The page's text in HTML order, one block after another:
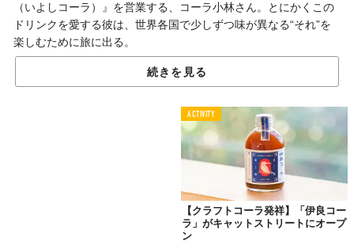
（いよしコーラ）』を営業する、コーラ小林さん。とにかくこの
ドリンクを愛する彼は、世界各国で少しずつ味が異なる“それ”を
楽しむために旅に出る。
「ある日、コーラのレシピを偶然見つけました。それに基づいて
『コーラを作りたいな』と思ったんです」
多くのメディアや雑誌に取り上げられるまでに成長した『伊良コ
コーラを手作り。突拍子もない行動にも思えるが、これには小林
「祖父は和漢方職人。私は漢方薬を刻んだり、混ぜ合わせたりす
続きを見る
ACTIVITY
【クラフトコーラ発祥】「伊良コー
ラ」がキャットストリートにオープ
ン